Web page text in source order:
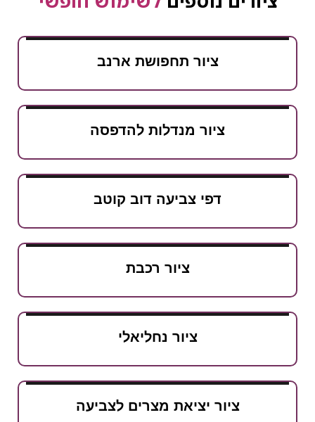
ציור תחפושת ארנב
ציור מנדלות להדפסה
דפי צביעה דוב קוטב
ציור רכבת
ציור נחליאלי
ציור יציאת מצרים לצביעה